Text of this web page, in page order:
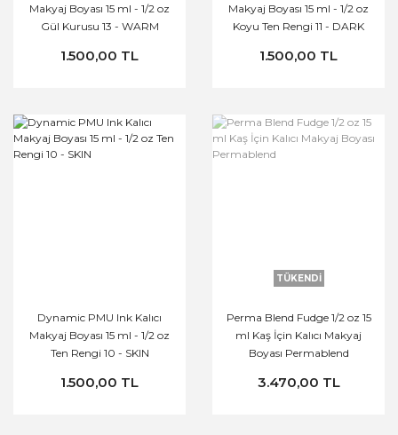
Makyaj Boyası 15 ml - 1/2 oz
Gül Kurusu 13 - WARM
1.500,00 TL
Makyaj Boyası 15 ml - 1/2 oz
Koyu Ten Rengi 11 - DARK
1.500,00 TL
Dynamic PMU Ink Kalıcı
Makyaj Boyası 15 ml - 1/2 oz
Ten Rengi 10 - SKIN
1.500,00 TL
TÜKENDİ
Perma Blend Fudge 1/2 oz 15
ml Kaş İçin Kalıcı Makyaj
Boyası Permablend
3.470,00 TL